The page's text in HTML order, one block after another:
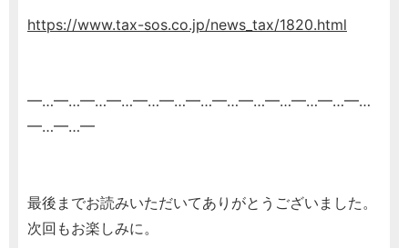
https://www.tax-sos.co.jp/news_tax/1820.html
━…━…━…━…━…━…━…━…━…━…━…━…━…
━…━…━
最後までお読みいただいてありがとうございました。
次回もお楽しみに。